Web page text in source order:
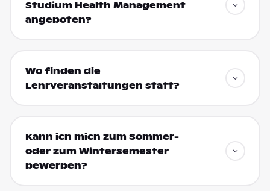
Studium Health Management
angeboten?
Wo finden die
Lehrveranstaltungen statt?
Kann ich mich zum Sommer-
oder zum Wintersemester
bewerben?